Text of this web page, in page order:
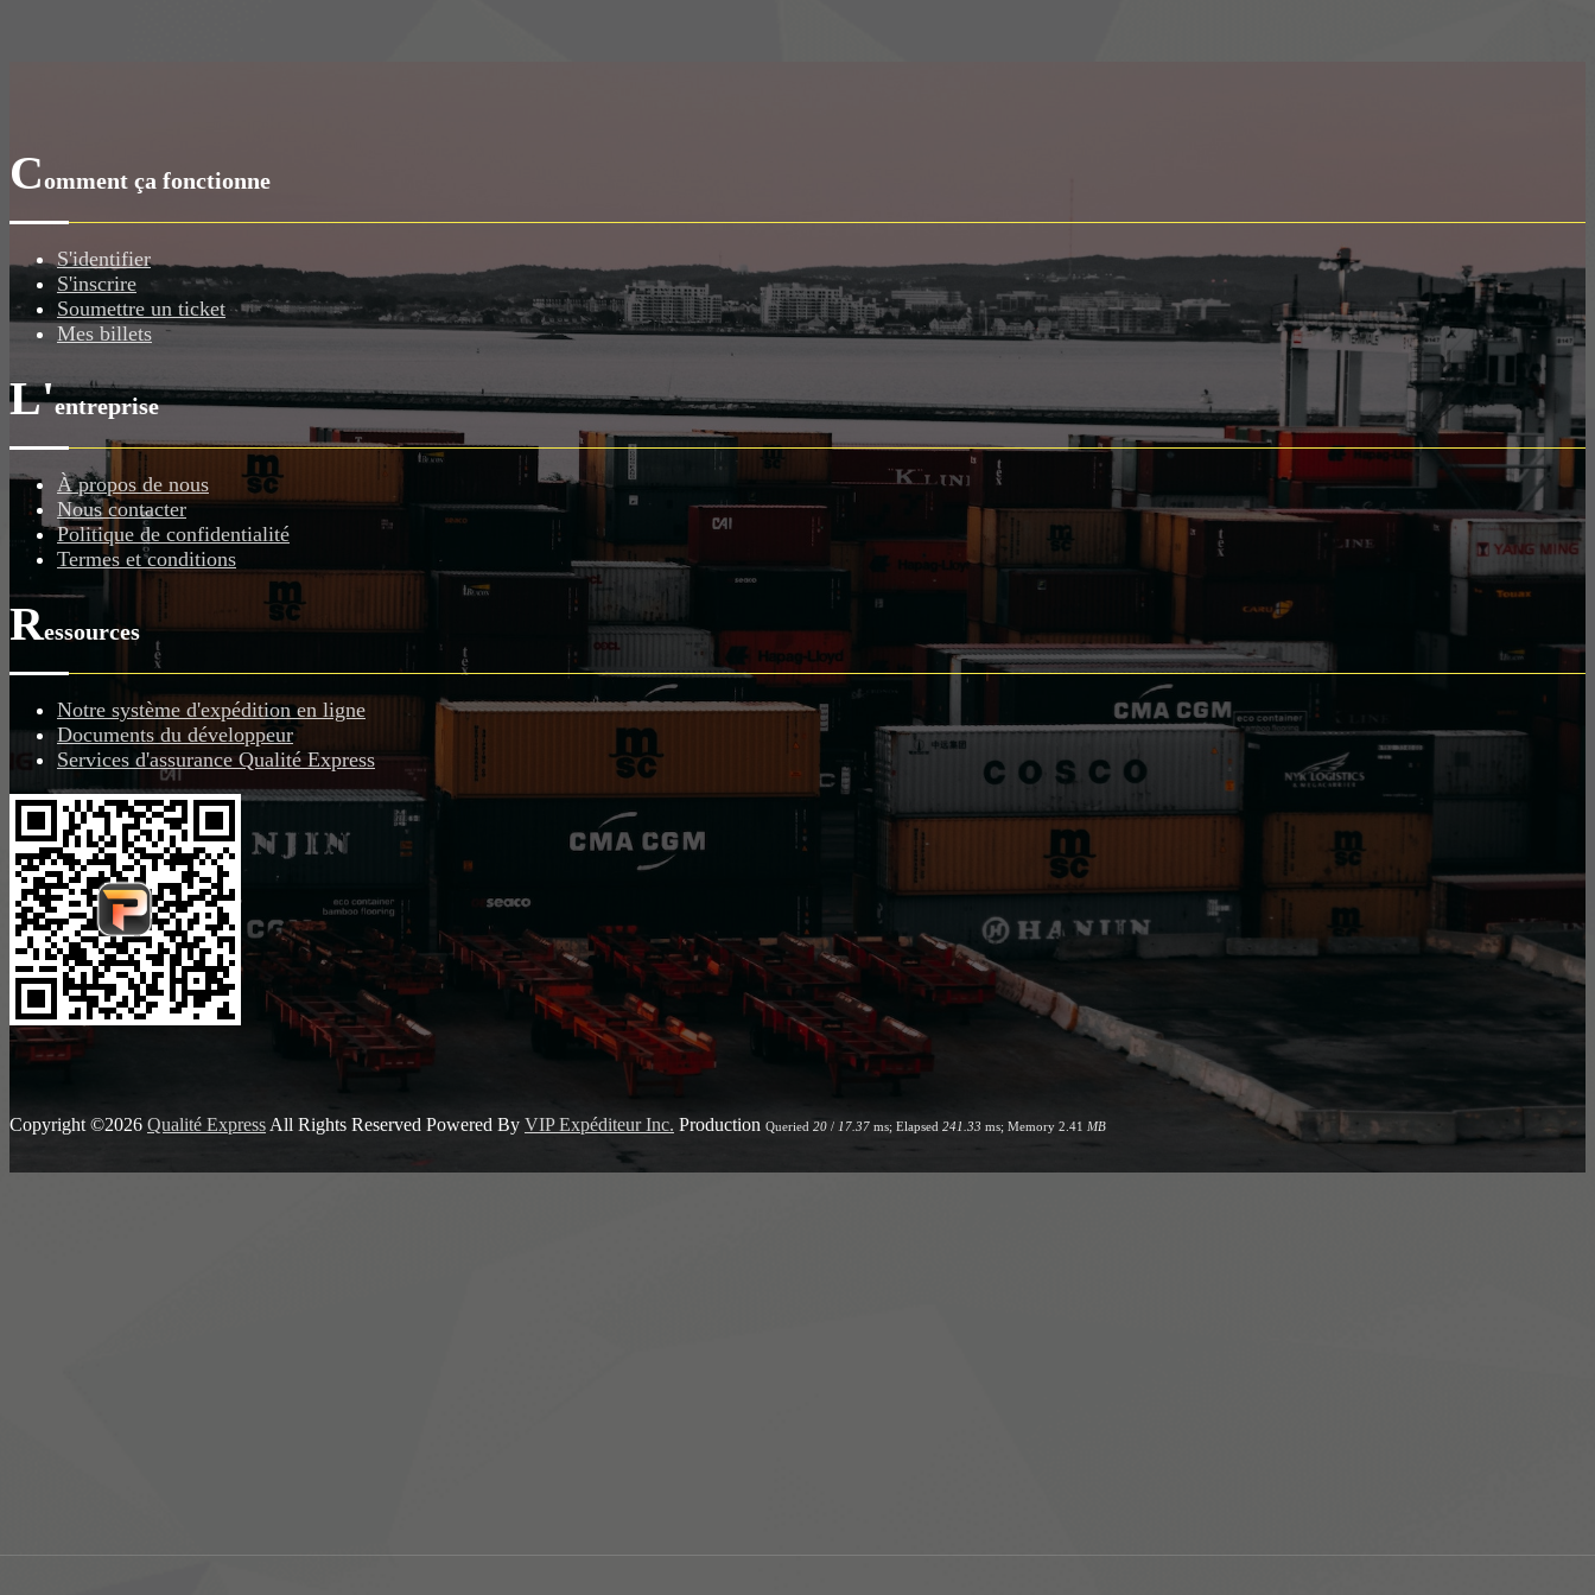
Comment ça fonctionne
S'identifier
S'inscrire
Soumettre un ticket
Mes billets
L'entreprise
À propos de nous
Nous contacter
Politique de confidentialité
Termes et conditions
Ressources
Notre système d'expédition en ligne
Documents du développeur
Services d'assurance Qualité Express
Copyright ©2026 Qualité ExpressAll Rights Reserved Powered By VIP Expéditeur Inc. Production Queried 20 / 17.37 ms; Elapsed 241.33 ms; Memory 2.41 MB